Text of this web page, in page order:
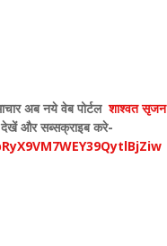
अब नये वेब पोर्टल शाश्वत सृजन
और सब्सक्राइब करे-